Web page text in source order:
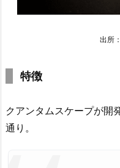
出所
特徴
クアンタムスケープが開
通り。